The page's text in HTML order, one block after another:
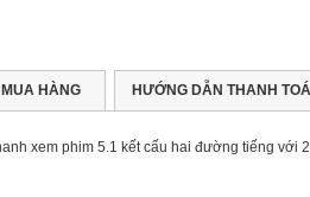
HÀNG HƯỚNG DẪN THANH
xem phim 5.1 kết cấu hai đường tiếng với